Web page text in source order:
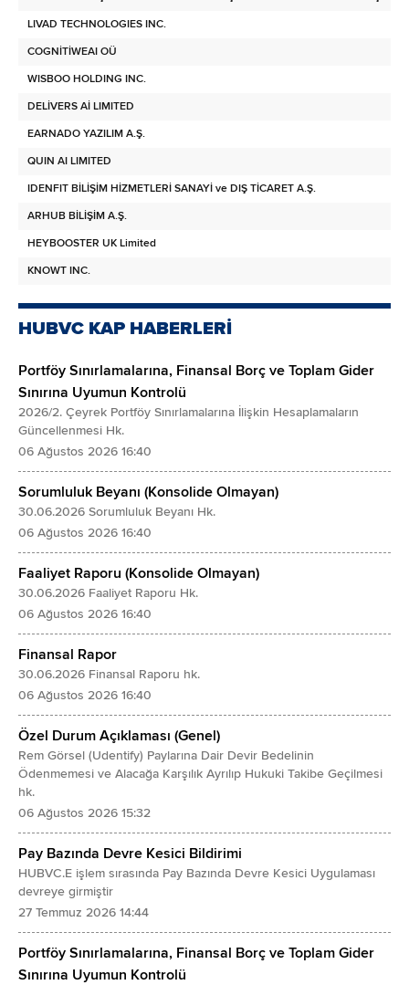
LIVAD TECHNOLOGIES INC.
COGNİTİWEAI OÜ
WISBOO HOLDING INC.
DELİVERS Aİ LIMITED
EARNADO YAZILIM A.Ş.
QUIN AI LIMITED
IDENFIT BİLİŞİM HİZMETLERİ SANAYİ ve DIŞ TİCARET A.Ş.
ARHUB BİLİŞİM A.Ş.
HEYBOOSTER UK Limited
KNOWT INC.
HUBVC KAP HABERLERİ
Portföy Sınırlamalarına, Finansal Borç ve Toplam Gider
Sınırına Uyumun Kontrolü
2026/2. Çeyrek Portföy Sınırlamalarına İlişkin Hesaplamaların
Güncellenmesi Hk.
06 Ağustos 2026 16:40
Sorumluluk Beyanı (Konsolide Olmayan)
30.06.2026 Sorumluluk Beyanı Hk.
06 Ağustos 2026 16:40
Faaliyet Raporu (Konsolide Olmayan)
30.06.2026 Faaliyet Raporu Hk.
06 Ağustos 2026 16:40
Finansal Rapor
30.06.2026 Finansal Raporu hk.
06 Ağustos 2026 16:40
Özel Durum Açıklaması (Genel)
Rem Görsel (Udentify) Paylarına Dair Devir Bedelinin
Ödenmemesi ve Alacağa Karşılık Ayrılıp Hukuki Takibe Geçilmesi
hk.
06 Ağustos 2026 15:32
Pay Bazında Devre Kesici Bildirimi
HUBVC.E işlem sırasında Pay Bazında Devre Kesici Uygulaması
devreye girmiştir
27 Temmuz 2026 14:44
Portföy Sınırlamalarına, Finansal Borç ve Toplam Gider
Sınırına Uyumun Kontrolü